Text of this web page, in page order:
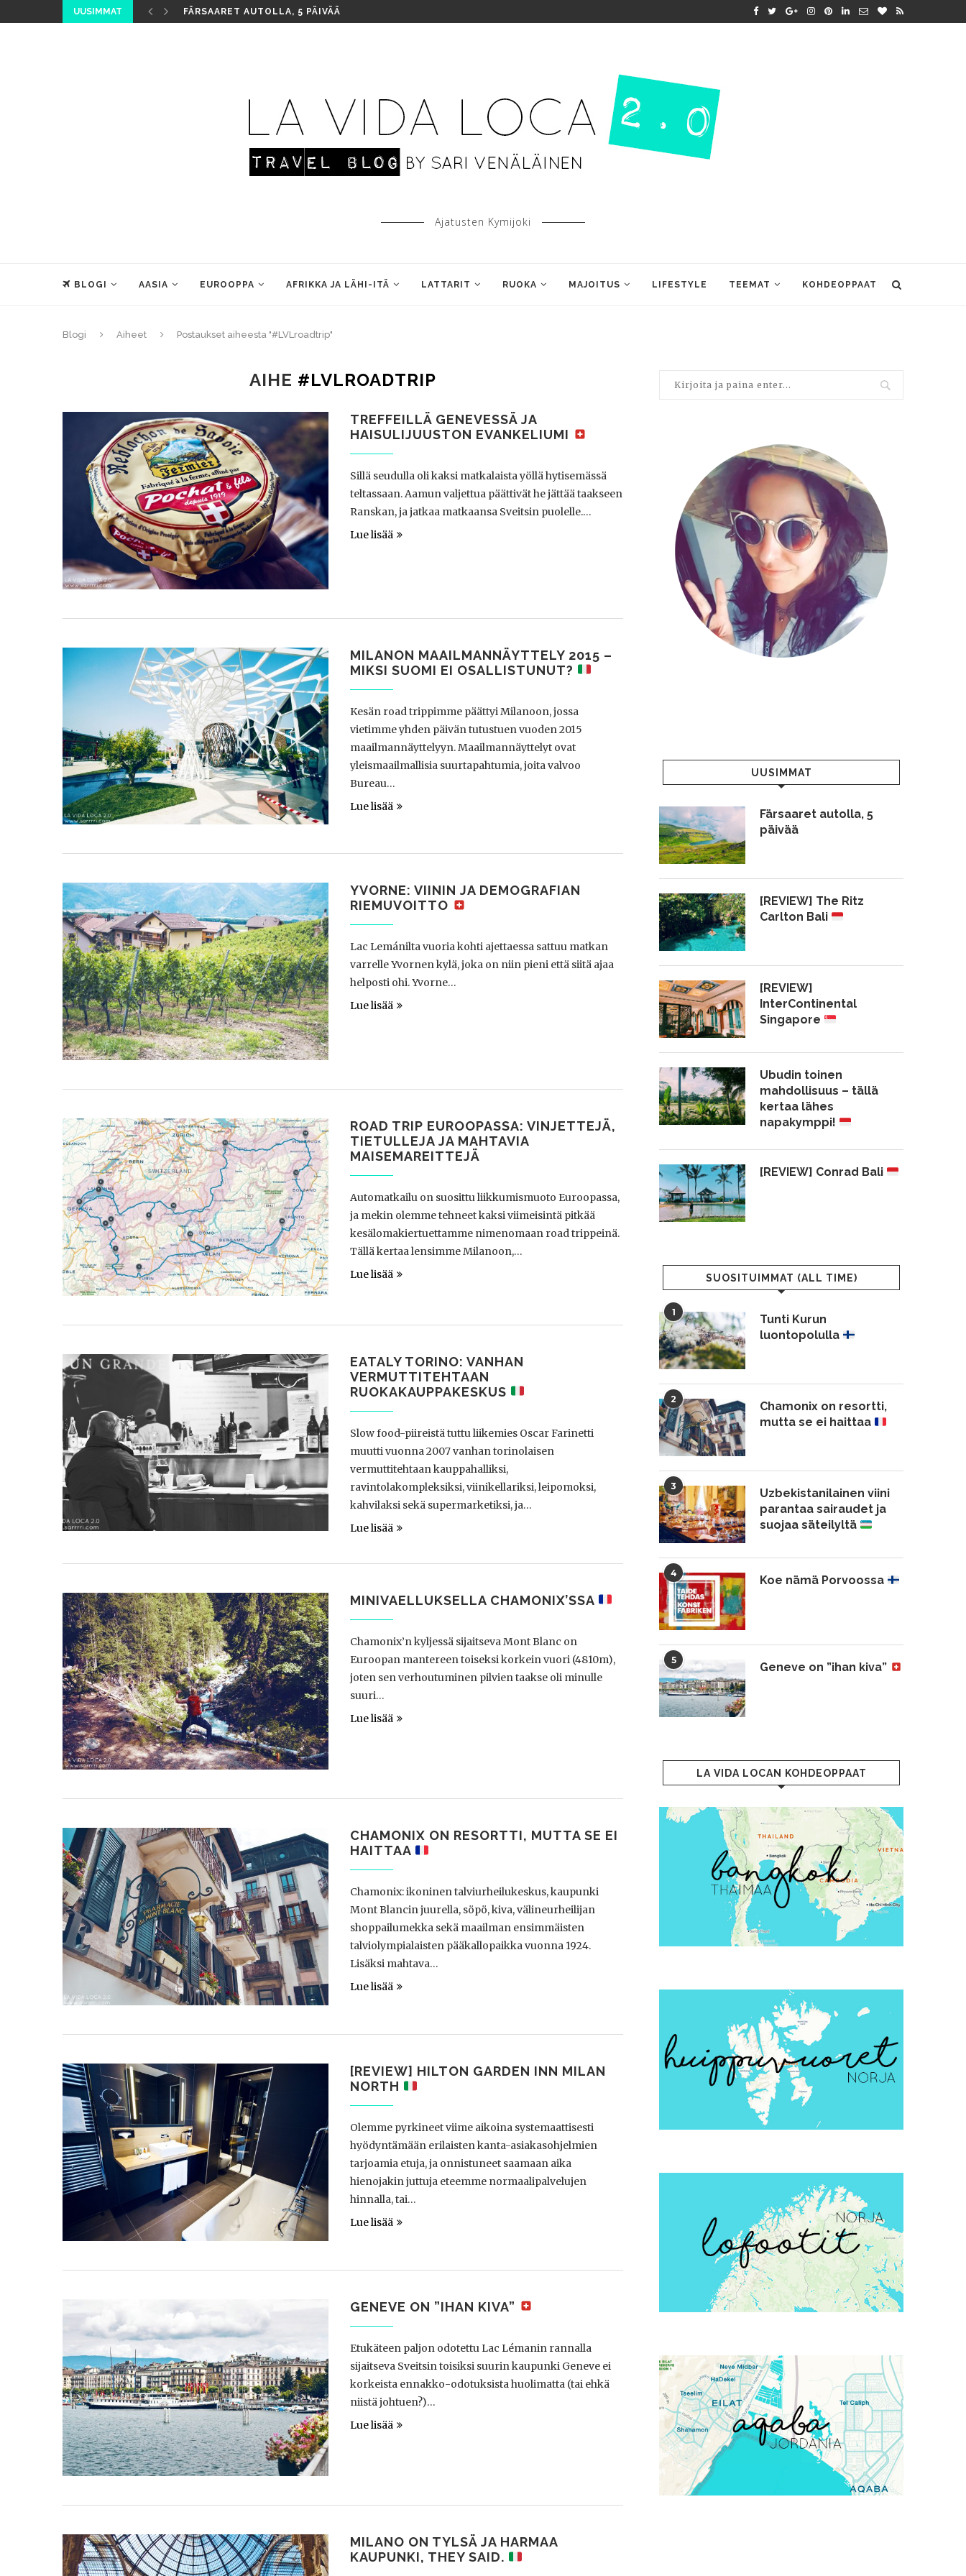
UUSIMMAT FÄRSAARET AUTOLLA, 5 PÄIVÄÄ
Ajatusten Kymijoki
BLOGI AASIA EUROOPPA AFRIKKA JA LÄHI-ITÄ LATTARIT RUOKA MAJOITUS LIFESTYLE TEEMAT KOHDEOPPAAT
Blogi Aiheet Postaukset aiheesta "#LVLroadtrip"
AIHE #LVLROADTRIP
TREFFEILLÄ GENEVESSÄ JA
HAISULIJUUSTON EVANKELIUMI
Sillä seudulla oli kaksi matkalaista yöllä hytisemässä
teltassaan. Aamun valjettua päättivät he jättää taakseen
Ranskan, ja jatkaa matkaansa Sveitsin puolelle.…
Lue lisää
MILANON MAAILMANNÄYTTELY 2015 –
MIKSI SUOMI EI OSALLISTUNUT?
Kesän road trippimme päättyi Milanoon, jossa
vietimme yhden päivän tutustuen vuoden 2015
maailmannäyttelyyn. Maailmannäyttelyt ovat
yleismaailmallisia suurtapahtumia, joita valvoo
Bureau…
Lue lisää
YVORNE: VIININ JA DEMOGRAFIAN
RIEMUVOITTO
Lac Lemánilta vuoria kohti ajettaessa sattuu matkan
varrelle Yvornen kylä, joka on niin pieni että siitä ajaa
helposti ohi. Yvorne…
Lue lisää
ROAD TRIP EUROOPASSA: VINJETTEJÄ,
TIETULLEJA JA MAHTAVIA
MAISEMAREITTEJÄ
Automatkailu on suosittu liikkumismuoto Euroopassa,
ja mekin olemme tehneet kaksi viimeisintä pitkää
kesälomakiertuettamme nimenomaan road trippeinä.
Tällä kertaa lensimme Milanoon,…
Lue lisää
EATALY TORINO: VANHAN
VERMUTTITEHTAAN
RUOKAKAUPPAKESKUS
Slow food-piireistä tuttu liikemies Oscar Farinetti
muutti vuonna 2007 vanhan torinolaisen
vermuttitehtaan kauppahalliksi,
ravintolakompleksiksi, viinikellariksi, leipomoksi,
kahvilaksi sekä supermarketiksi, ja…
Lue lisää
MINIVAELLUKSELLA CHAMONIX’SSA
Chamonix’n kyljessä sijaitseva Mont Blanc on
Euroopan mantereen toiseksi korkein vuori (4810m),
joten sen verhoutuminen pilvien taakse oli minulle
suuri…
Lue lisää
CHAMONIX ON RESORTTI, MUTTA SE EI
HAITTAA
Chamonix: ikoninen talviurheilukeskus, kaupunki
Mont Blancin juurella, söpö, kiva, välineurheilijan
shoppailumekka sekä maailman ensimmäisten
talviolympialaisten pääkallopaikka vuonna 1924.
Lisäksi mahtava…
Lue lisää
[REVIEW] HILTON GARDEN INN MILAN
NORTH
Olemme pyrkineet viime aikoina systemaattisesti
hyödyntämään erilaisten kanta-asiakasohjelmien
tarjoamia etuja, ja onnistuneet saamaan aika
hienojakin juttuja eteemme normaalipalvelujen
hinnalla, tai…
Lue lisää
GENEVE ON ”IHAN KIVA”
Etukäteen paljon odotettu Lac Lémanin rannalla
sijaitseva Sveitsin toisiksi suurin kaupunki Geneve ei
korkeista ennakko-odotuksista huolimatta (tai ehkä
niistä johtuen?)…
Lue lisää
MILANO ON TYLSÄ JA HARMAA
KAUPUNKI, THEY SAID.
UUSIMMAT
Färsaaret autolla, 5
päivää
[REVIEW] The Ritz
Carlton Bali
[REVIEW]
InterContinental
Singapore
Ubudin toinen
mahdollisuus – tällä
kertaa lähes
napakymppi!
[REVIEW] Conrad Bali
SUOSITUIMMAT (ALL TIME)
1
Tunti Kurun
luontopolulla
2
Chamonix on resortti,
mutta se ei haittaa
3
Uzbekistanilainen viini
parantaa sairaudet ja
suojaa säteilyltä
4
Koe nämä Porvoossa
5
Geneve on ”ihan kiva”
LA VIDA LOCAN KOHDEOPPAAT